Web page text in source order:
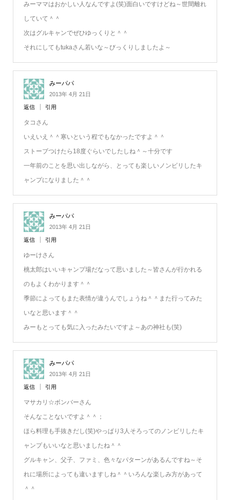
みーママはおかしい人なんですよ(笑)面白いですけどね～世間離れ
していて＾＾
次はグルキャンでぜひゆっくりと＾＾
それにしてもtukaさん若いな～びっくりしましたよ～
みーパパ
2013年 4月 21日
返信 引用
タコさん
いえいえ＾＾寒いという程でもなかったですよ＾＾
ストーブつけたら18度ぐらいでしたしね＾～十分です
一年前のことを思い出しながら、とっても楽しいノンビリしたキ
ャンプになりました＾＾
みーパパ
2013年 4月 21日
返信 引用
ゆーけさん
桃太郎はいいキャンプ場だなって思いました～皆さんが行かれる
のもよくわかります＾＾
季節によってもまた表情が違うんでしょうね＾＾また行ってみた
いなと思います＾＾
みーもとっても気に入ったみたいですよ～あの神社も(笑)
みーパパ
2013年 4月 21日
返信 引用
マサカリ☆ボンバーさん
そんなことないですよ＾＾；
ほら料理も手抜きだし(笑)やっぱり3人そろってのノンビリしたキ
ャンプもいいなと思いましたね＾＾
グルキャン、父子、ファミ、色々なパターンがあるんですね～そ
れに場所によっても違いますしね＾＾いろんな楽しみ方があって
＾＾